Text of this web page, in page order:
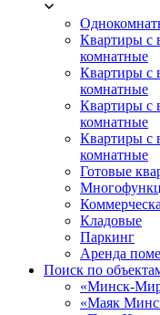
Квартиры с
комнатные
Квартиры с
комнатные
Квартиры с
комнатные
Квартиры с
комнатные
Готовые
Кладовые
Паркинг
Аренда
Поиск по
«Минск-
«Маяк